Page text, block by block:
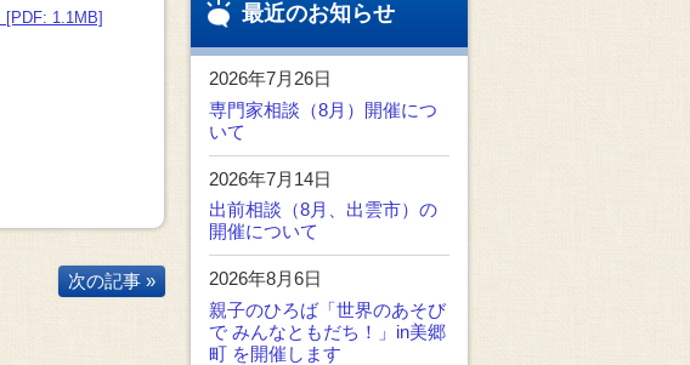
[PDF: 1.1MB]
次の記事 »
最近のお知らせ
2026年7月26日
専門家相談（8月）開催につ
いて
2026年7月14日
出前相談（8月、出雲市）の
開催について
2026年8月6日
親子のひろば「世界のあそび
で みんなともだち！」in美郷
町 を開催します